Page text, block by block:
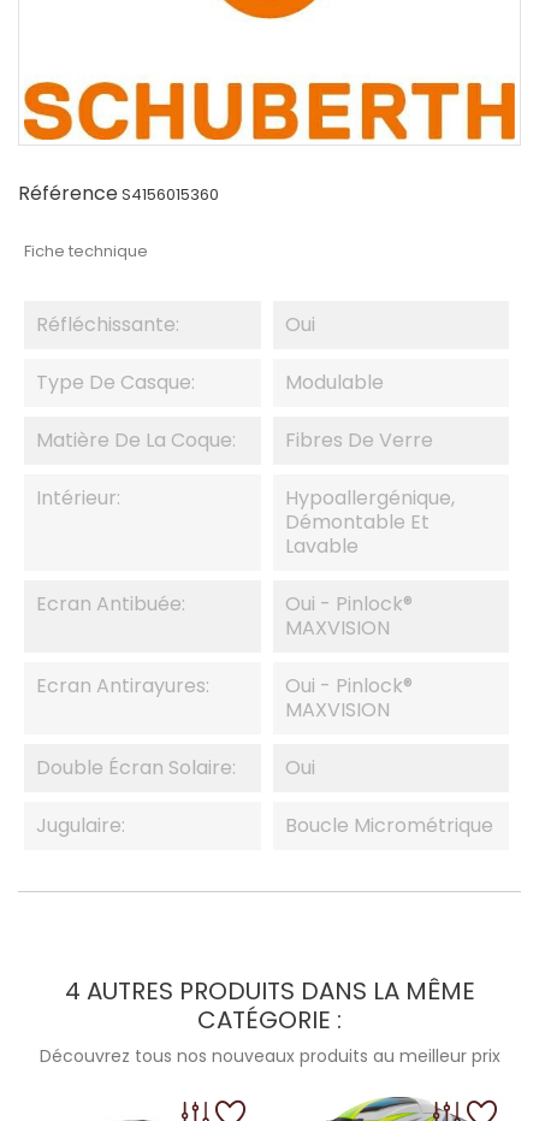
RéférenceS4156015360
Fiche technique
Réfléchissante: Oui
Type De Casque: Modulable
Matière De La Coque: Fibres De Verre
Intérieur:
Hypoallergénique,
Démontable Et
Lavable
Ecran Antibuée:
Oui - Pinlock®
MAXVISION
Ecran Antirayures:
Oui - Pinlock®
MAXVISION
Double Écran Solaire: Oui
Jugulaire: Boucle Micrométrique
4 AUTRES PRODUITS DANS LA MÊME
CATÉGORIE :
Découvrez tous nos nouveaux produits au meilleur prix